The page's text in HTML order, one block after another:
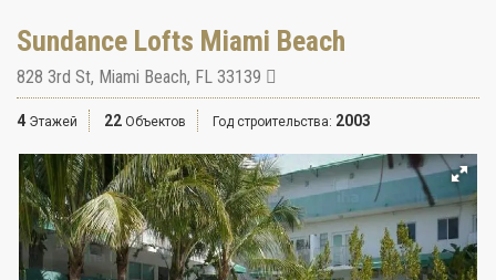
Sundance Lofts Miami Beach
828 3rd St, Miami Beach, FL 33139
4 Этажей 22 Объектов Год строительства: 2003